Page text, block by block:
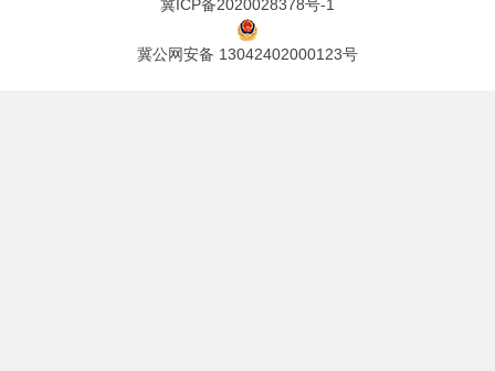
冀ICP备2020028378号-1
冀公网安备 13042402000123号